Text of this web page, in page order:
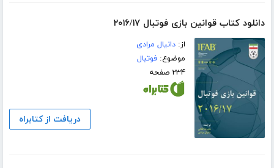
دانلود کتاب قوانین بازى فوتبال ۲۰۱۶/۱۷
از:دانیال مرادی
موضوع:فوتبال
۲۳۴ صفحه
دریافت از کتابراه